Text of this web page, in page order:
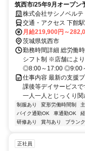
筑西市/25年9月オープン
株式会社サシノベル
交通・アクセス 下館
月給219,900円～
茨城県筑西市
勤務時間詳細 総労働
シフト制 ※店舗によ
◎8:00～17:00 ◎9:00
仕事内容 最新の支援
課後等デイサービス
一人一人とじっくり関
制服あり 変形労働時間制
バイク通勤OK
車通勤OK
研修あり
賞与あり ブラン
正社員